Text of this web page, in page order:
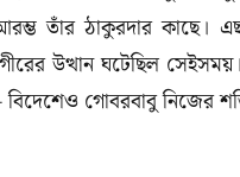
তাঁর ঠাকুরদার কাছে।
উত্থান ঘটেছিল
গোবরবাবু নিজের